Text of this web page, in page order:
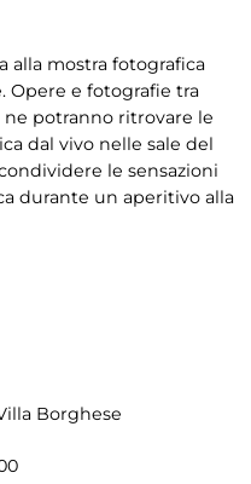
alla mostra fotografica
Opere e fotografie tra
ne potranno ritrovare le
dal vivo nelle sale del
le sensazioni
durante un aperitivo alla
Borghese